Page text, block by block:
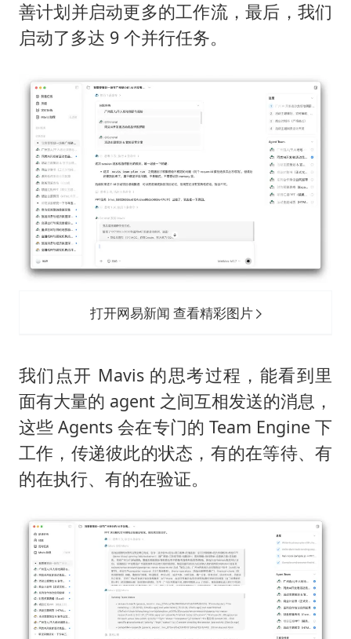
善计划并启动更多的工作流，最后，我们
启动了多达 9 个并行任务。
打开网易新闻 查看精彩图片
我们点开 Mavis 的思考过程，能看到里
面有大量的 agent 之间互相发送的消息，
这些 Agents 会在专门的 Team Engine 下
工作，传递彼此的状态，有的在等待、有
的在执行、有的在验证。